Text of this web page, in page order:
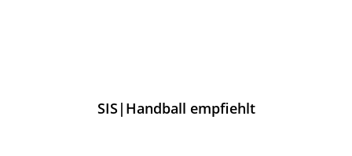
SIS|Handball empfiehlt